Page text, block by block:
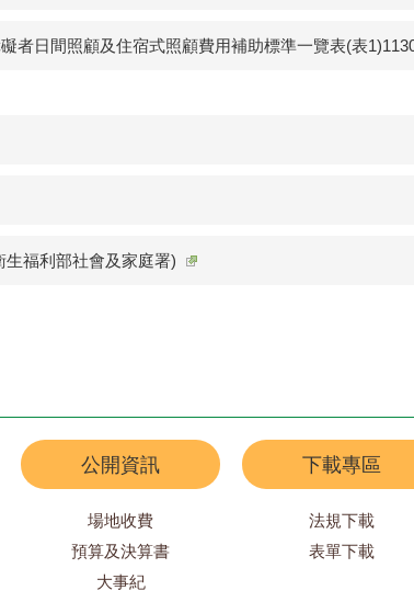
者日間照顧及住宿式照顧費用補助標準一覽表(表
福利部社會及家庭署)
公開資訊
場地收費
預算及決算書
大事紀
下載專區
法規下載
表單下載